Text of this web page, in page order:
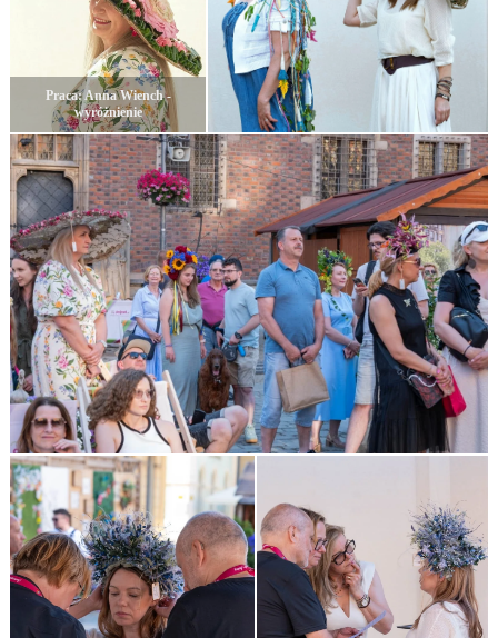
Praca: Anna Wiench -
wyróżnienie